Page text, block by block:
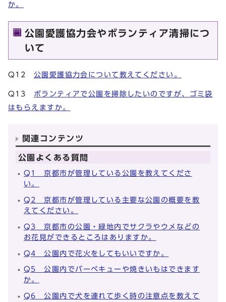
か。
公園愛護協力会やボランティア清掃につ
いて
Q12 公園愛護協力会について教えてください。
Q13 ボランティアで公園を掃除したいのですが、ゴミ袋
はもらえますか。
関連コンテンツ
公園よくある質問
Q1 京都市が管理している公園を教えてくださ
い。
Q2 京都市が管理している主要な公園の概要を教
えてください。
Q3 京都市の公園・緑地内でサクラやウメなどの
お花見ができるところはありますか。
Q4 公園内で花火をしてもいいですか。
Q5 公園内でバーベキューや焼きいもはできます
か。
Q6 公園内で犬を連れて歩く時の注意点を教えて